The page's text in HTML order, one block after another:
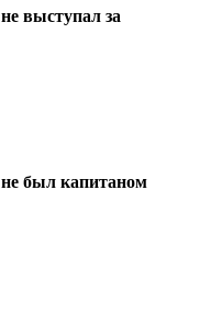
выступал за
не был капитаном